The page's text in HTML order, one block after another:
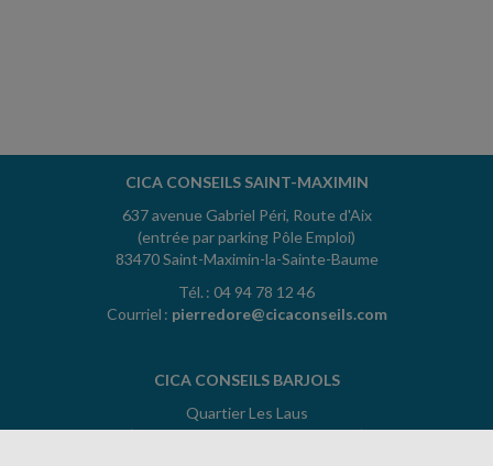
CICA CONSEILS SAINT-MAXIMIN
637 avenue Gabriel Péri, Route d'Aix
(entrée par parking Pôle Emploi)
83470 Saint-Maximin-la-Sainte-Baume
Tél. : 04 94 78 12 46
Courriel : pierredore@cicaconseils.com
CICA CONSEILS BARJOLS
Quartier Les Laus
(entrée par parking CIC - PULSAT)